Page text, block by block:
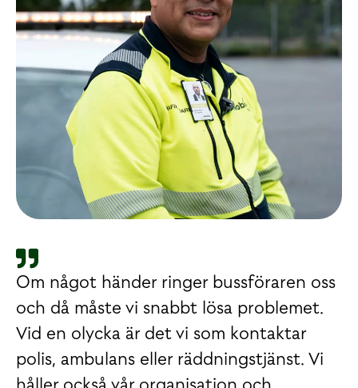
Om något händer ringer bussföraren oss
och då måste vi snabbt lösa problemet.
Vid en olycka är det vi som kontaktar
polis, ambulans eller räddningstjänst. Vi